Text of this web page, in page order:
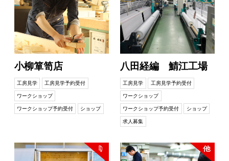
小柳箪笥店
工房見学 工房見学予約受付
ワークショップ
ワークショップ予約受付 ショップ
八田経編 鯖江工場
工房見学 工房見学予約受付
ワークショップ
ワークショップ予約受付 ショップ
求人募集